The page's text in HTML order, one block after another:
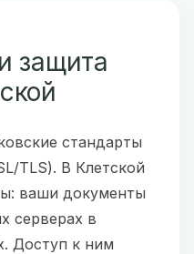
защита
стандарты
TLS). В Клетской
ваши документы
серверах в
Доступ к ним